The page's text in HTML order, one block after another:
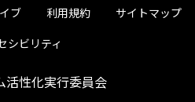
ブ
利用規約
サイトマップ
シビリティ
活性化実行委員会